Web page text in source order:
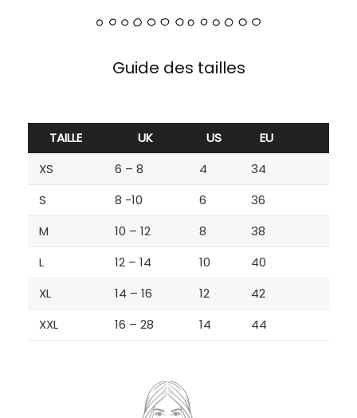
Guide des tailles
TAILLE UK US
EU
XS
6 – 8 4
34
S
8 -10 6
36
M
10 – 12 8
38
L
12 – 14 10
40
XL
14 – 16 12
42
XXL
16 – 28 14 44